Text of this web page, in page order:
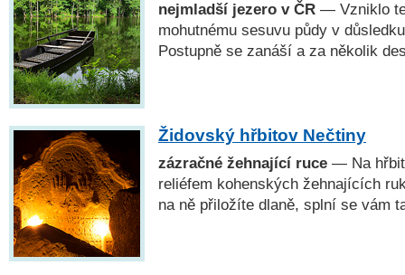
nejmladší jezero v ČR — Vzniklo
mohutnému sesuvu půdy v
Postupně se zanáší a za několik
Židovský hřbitov Nečtiny
zázračné žehnající ruce — Na
reliéfem kohenských žehnajících
na ně přiložíte dlaně, splní se vám